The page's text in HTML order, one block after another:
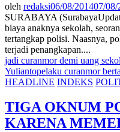
oleh redaksi06/08/201407/08/
SURABAYA
biaya anaknya sekolah,
tertangkap polisi. Naasnya,
terjadi penangkapan....
jadi curanmor demi uang
Yuliantopelaku curanmor
HEADLINE INDEKS
TIGA OKNUM
KARENA